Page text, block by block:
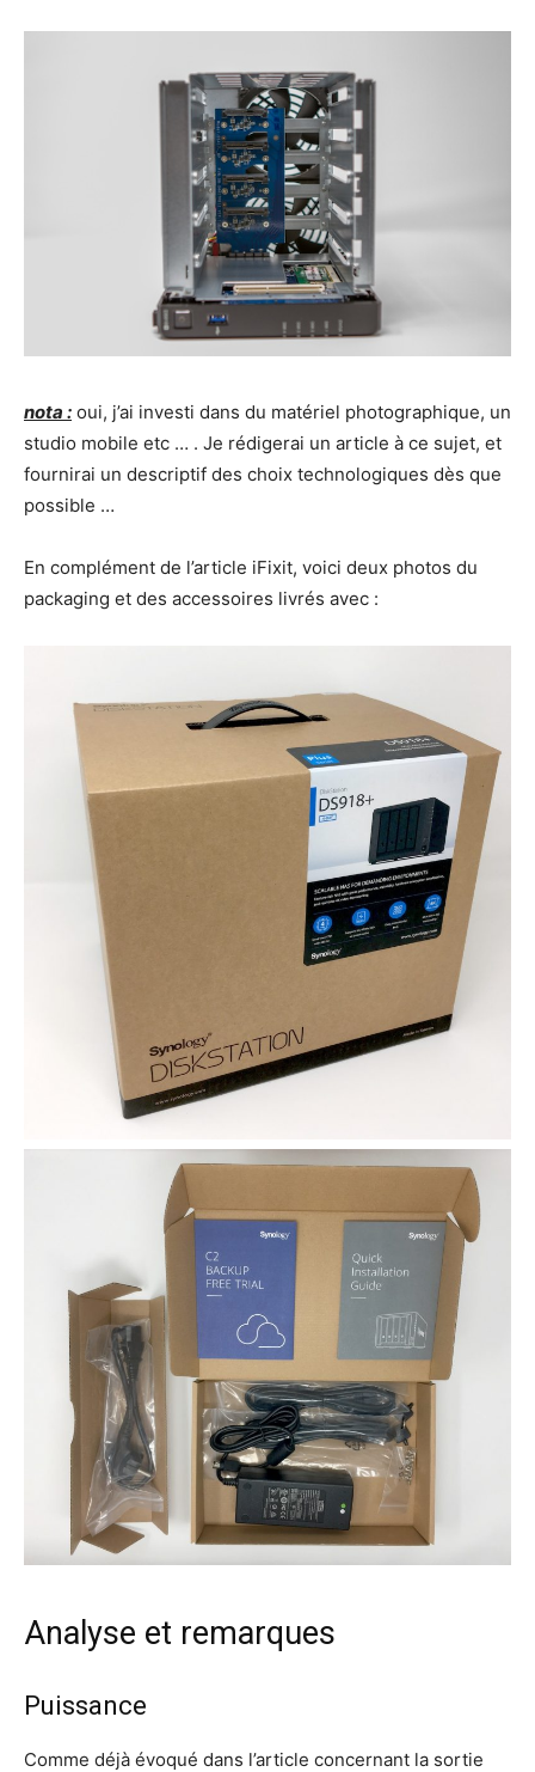
nota : oui, j’ai investi dans du matériel photographique, un
studio mobile etc … . Je rédigerai un article à ce sujet, et
fournirai un descriptif des choix technologiques dès que
possible …
En complément de l’article iFixit, voici deux photos du
packaging et des accessoires livrés avec :
Analyse et remarques
Puissance
Comme déjà évoqué dans l’article concernant la sortie